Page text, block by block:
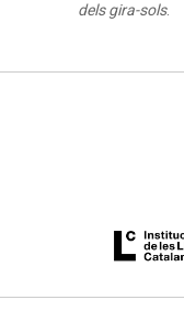
dels gira-sols.